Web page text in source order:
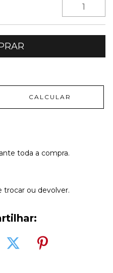
CALCULAR
toda a compra.
trocar ou devolver.